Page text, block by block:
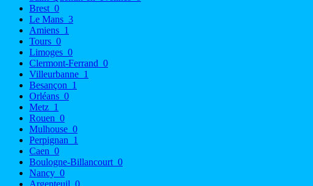
Brest 0
Le Mans 3
Amiens 1
Tours 0
Limoges 0
Clermont-Ferrand 0
Villeurbanne 1
Besançon 1
Orléans 0
Metz 1
Rouen 0
Mulhouse 0
Perpignan 1
Caen 0
Boulogne-Billancourt 0
Nancy 0
Argenteuil 0